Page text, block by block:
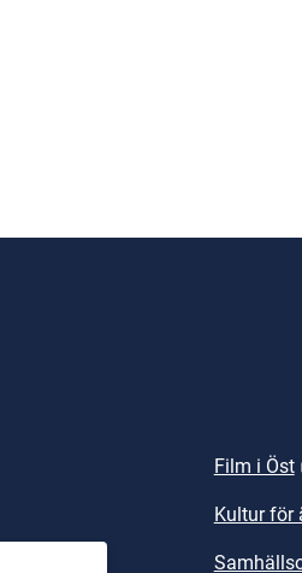
Film i Öst
Kultur för